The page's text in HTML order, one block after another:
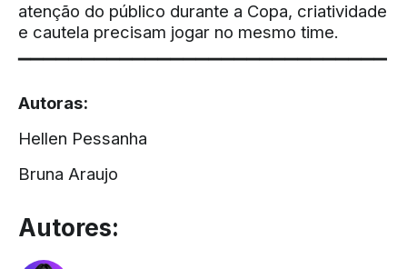
atenção do público durante a Copa, criatividade
e cautela precisam jogar no mesmo time.
▔▔▔▔▔▔▔▔▔▔▔▔▔▔▔▔▔▔▔▔▔▔▔▔▔▔▔▔▔
Autoras:
Hellen Pessanha
Bruna Araujo
Autores: